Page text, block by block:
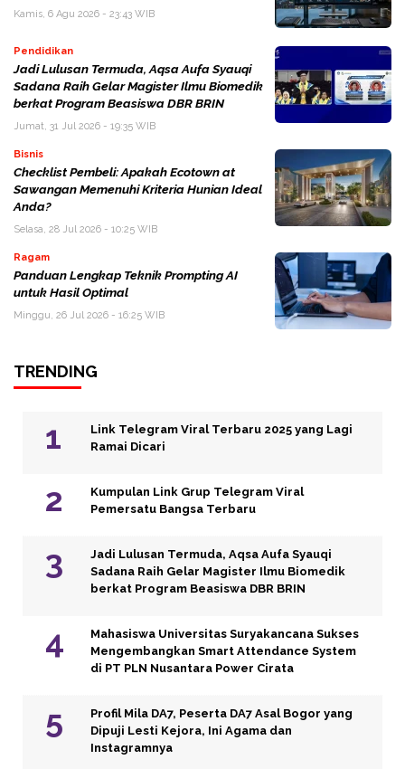
Kamis, 6 Agu 2026 - 23:43 WIB
Pendidikan
Jadi Lulusan Termuda, Aqsa Aufa Syauqi
Sadana Raih Gelar Magister Ilmu Biomedik
berkat Program Beasiswa DBR BRIN
Jumat, 31 Jul 2026 - 19:35 WIB
Bisnis
Checklist Pembeli: Apakah Ecotown at
Sawangan Memenuhi Kriteria Hunian Ideal
Anda?
Selasa, 28 Jul 2026 - 10:25 WIB
Ragam
Panduan Lengkap Teknik Prompting AI
untuk Hasil Optimal
Minggu, 26 Jul 2026 - 16:25 WIB
TRENDING
Link Telegram Viral Terbaru 2025 yang Lagi
Ramai Dicari
Kumpulan Link Grup Telegram Viral
Pemersatu Bangsa Terbaru
Jadi Lulusan Termuda, Aqsa Aufa Syauqi
Sadana Raih Gelar Magister Ilmu Biomedik
berkat Program Beasiswa DBR BRIN
Mahasiswa Universitas Suryakancana Sukses
Mengembangkan Smart Attendance System
di PT PLN Nusantara Power Cirata
Profil Mila DA7, Peserta DA7 Asal Bogor yang
Dipuji Lesti Kejora, Ini Agama dan
Instagramnya